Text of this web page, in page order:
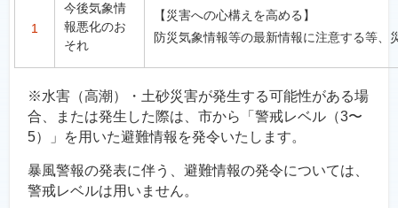
1
今後気象情
報悪化のお
それ
【災害への心構えを高める】
防災気象情報等の最新情報に注意する等、
※水害（高潮）・土砂災害が発生する可能性がある場
合、または発生した際は、市から「警戒レベル（3〜
5）」を用いた避難情報を発令いたします。
暴風警報の発表に伴う、避難情報の発令については、
警戒レベルは用いません。